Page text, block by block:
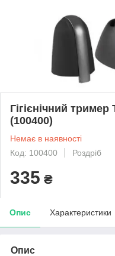
Гігієнічний
(100400)
Немає в наявності
Код: 100400
Роздріб
335 ₴
Опис Характеристики
Опис